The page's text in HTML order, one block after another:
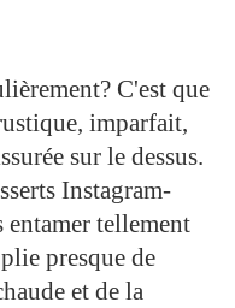
C'est que
imparfait,
sur le dessus.
Instagram-
entamer tellement
presque de
et de la